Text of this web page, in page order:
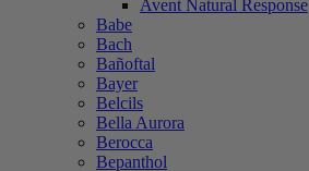
Avent Natural Response
Babe
Bach
Bañoftal
Bayer
Belcils
Bella Aurora
Berocca
Bepanthol